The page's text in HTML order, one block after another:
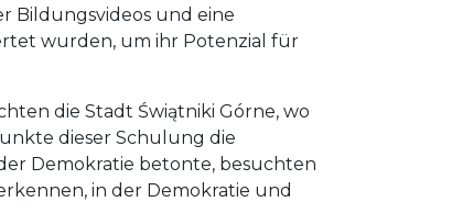
Bildungsvideos und eine
wurden, um ihr Potenzial für
die Stadt Świątniki Górne, wo
dieser Schulung die
Demokratie betonte, besuchten
in der Demokratie und